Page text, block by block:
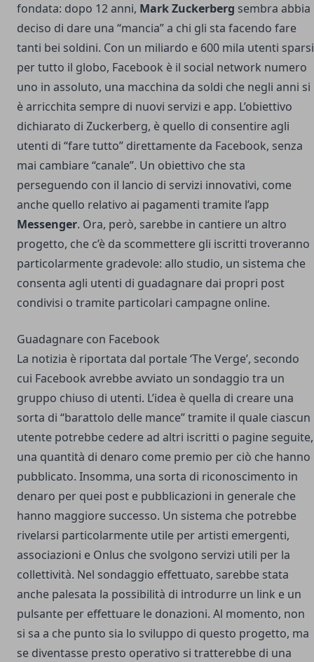
fondata: dopo 12 anni, Mark Zuckerberg sembra abbia
deciso di dare una “mancia” a chi gli sta facendo fare
tanti bei soldini. Con un miliardo e 600 mila utenti sparsi
per tutto il globo, Facebook è il social network numero
uno in assoluto, una macchina da soldi che negli anni si
è arricchita sempre di nuovi servizi e app. L’obiettivo
dichiarato di Zuckerberg, è quello di consentire agli
utenti di “fare tutto” direttamente da Facebook, senza
mai cambiare “canale”. Un obiettivo che sta
perseguendo con il lancio di servizi innovativi, come
anche quello relativo ai pagamenti tramite l’app
Messenger. Ora, però, sarebbe in cantiere un altro
progetto, che c’è da scommettere gli iscritti troveranno
particolarmente gradevole: allo studio, un sistema che
consenta agli utenti di guadagnare dai propri post
condivisi o tramite particolari campagne online.
Guadagnare con Facebook
La notizia è riportata dal portale ‘The Verge’, secondo
cui Facebook avrebbe avviato un sondaggio tra un
gruppo chiuso di utenti. L’idea è quella di creare una
sorta di “barattolo delle mance” tramite il quale ciascun
utente potrebbe cedere ad altri iscritti o pagine seguite,
una quantità di denaro come premio per ciò che hanno
pubblicato. Insomma, una sorta di riconoscimento in
denaro per quei post e pubblicazioni in generale che
hanno maggiore successo. Un sistema che potrebbe
rivelarsi particolarmente utile per artisti emergenti,
associazioni e Onlus che svolgono servizi utili per la
collettività. Nel sondaggio effettuato, sarebbe stata
anche palesata la possibilità di introdurre un link e un
pulsante per effettuare le donazioni. Al momento, non
si sa a che punto sia lo sviluppo di questo progetto, ma
se diventasse presto operativo si tratterebbe di una